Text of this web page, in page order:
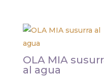
OLA MIA
al agua